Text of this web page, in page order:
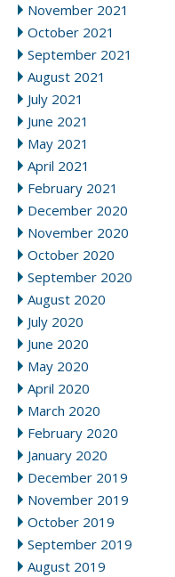
November 2021
October 2021
September 2021
August 2021
July 2021
June 2021
May 2021
April 2021
February 2021
December 2020
November 2020
October 2020
September 2020
August 2020
July 2020
June 2020
May 2020
April 2020
March 2020
February 2020
January 2020
December 2019
November 2019
October 2019
September 2019
August 2019